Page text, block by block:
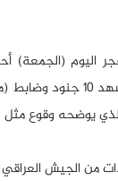
(الجمعة) أحد
“العظيم” بمحافظة
الذي يوضحه وقوع
من الجيش